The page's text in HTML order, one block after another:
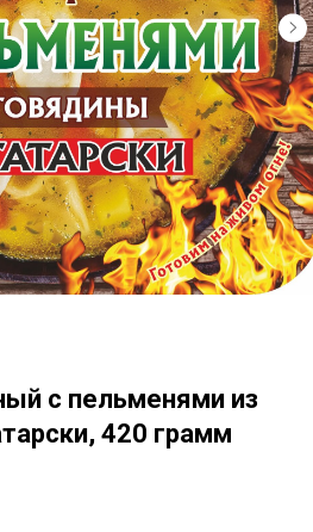
с пельменями из
420 грамм